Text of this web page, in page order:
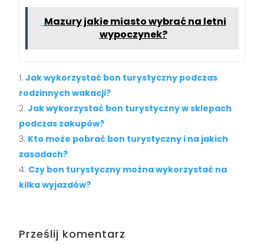
Mazury jakie miasto wybrać na letni
wypoczynek?
Jak wykorzystać bon turystyczny podczas
rodzinnych wakacji?
Jak wykorzystać bon turystyczny w sklepach
podczas zakupów?
Kto może pobrać bon turystyczny i na jakich
zasadach?
Czy bon turystyczny można wykorzystać na
kilka wyjazdów?
Prześlij komentarz